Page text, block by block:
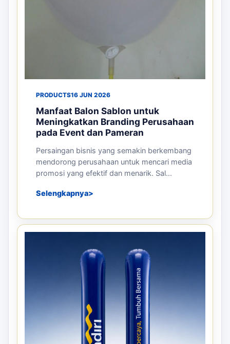
PRODUCTS16 JUN 2026
Manfaat Balon Sablon untuk
Meningkatkan Branding Perusahaan
pada Event dan Pameran
Persaingan bisnis yang semakin berkembang
mendorong perusahaan untuk mencari media
promosi yang efektif dan menarik. Sal...
Selengkapnya